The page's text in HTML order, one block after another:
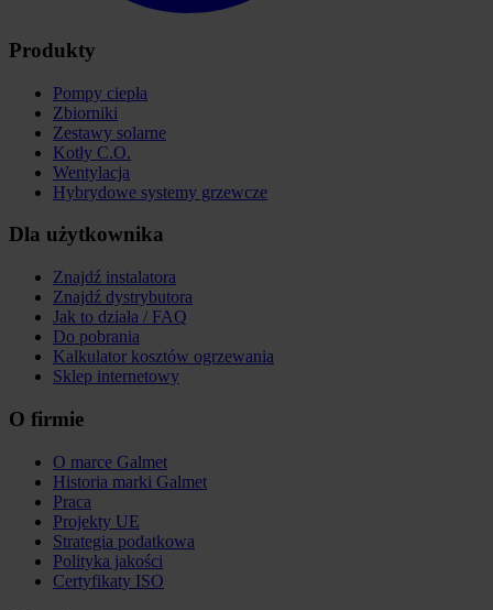
Produkty
Pompy ciepła
Zbiorniki
Zestawy solarne
Kotły C.O.
Wentylacja
Hybrydowe systemy grzewcze
Dla użytkownika
Znajdź instalatora
Znajdź dystrybutora
Jak to działa / FAQ
Do pobrania
Kalkulator kosztów ogrzewania
Sklep internetowy
O firmie
O marce Galmet
Historia marki Galmet
Praca
Projekty UE
Strategia podatkowa
Polityka jakości
Certyfikaty ISO